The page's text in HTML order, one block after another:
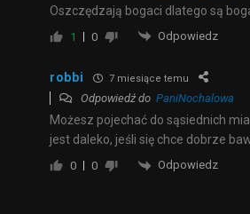
Oszczędzają bogaci dlatego są
1 0 Odpowiedz
robbi 7 miesiące temu
Odpowiedź do PaniNochalowa
Możesz pojechać do sąsiednich
jest daleko, jeśli się chce dobrze
0 0 Odpowiedz